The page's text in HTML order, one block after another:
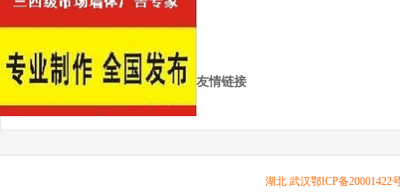
友情链接
湖北 武汉鄂ICP备20001422